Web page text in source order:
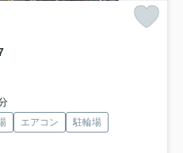
エアコン
駐輪場